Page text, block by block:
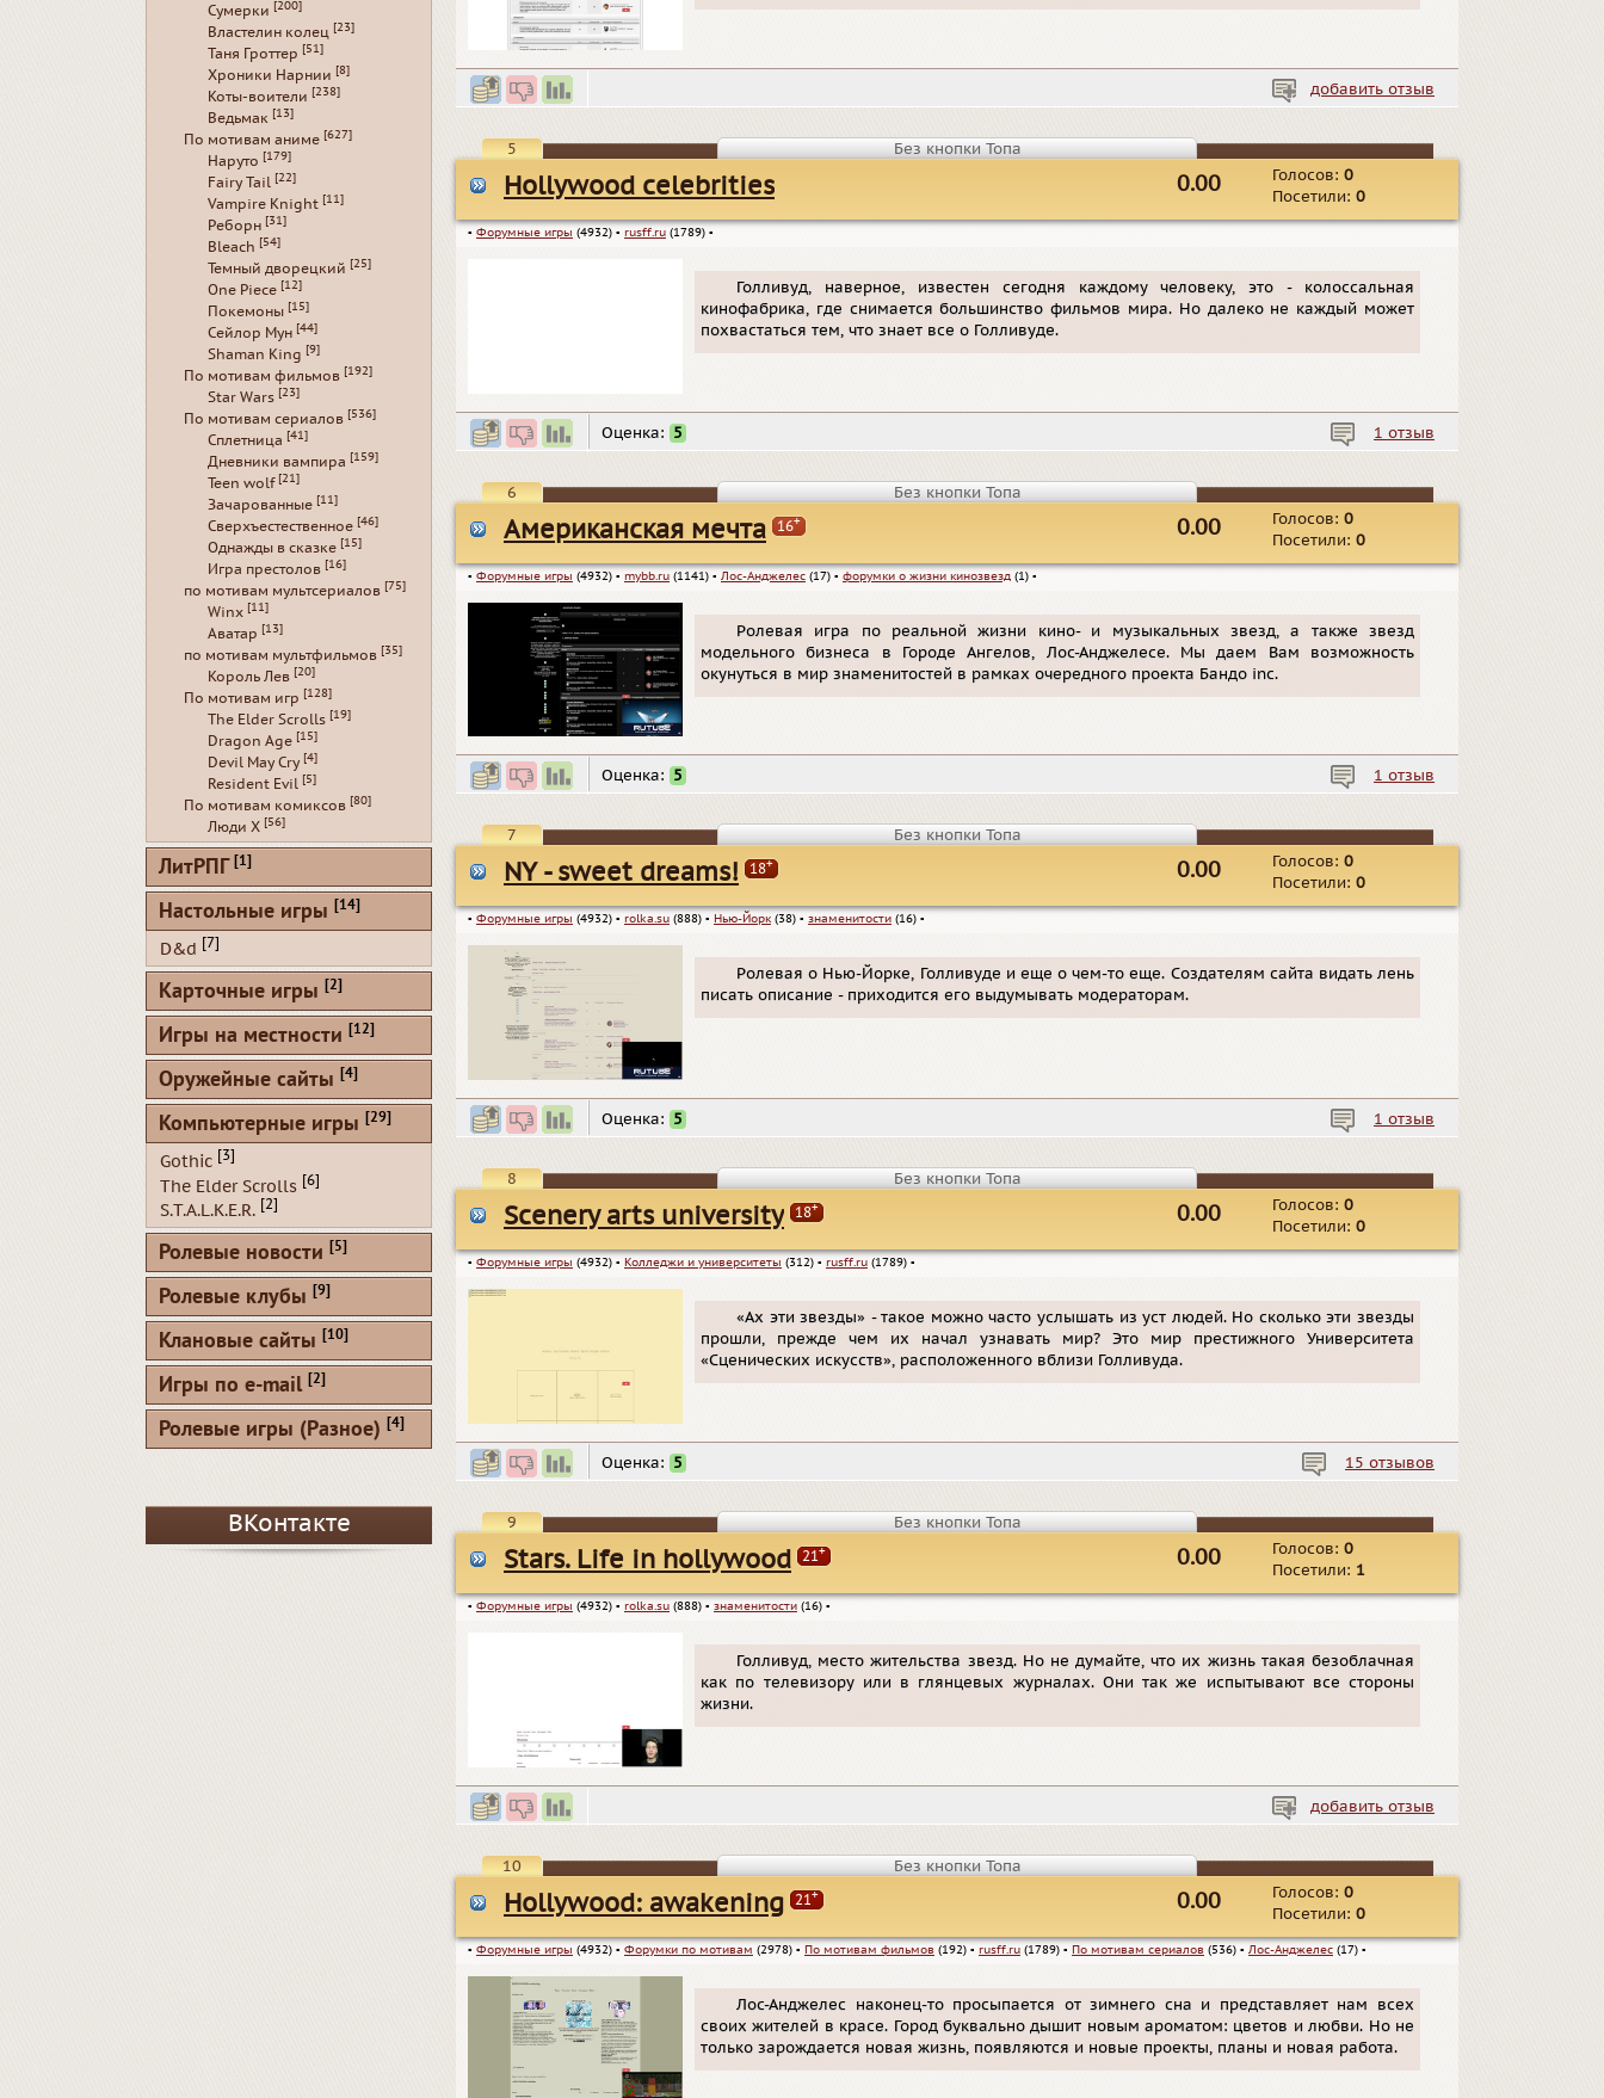
добавить отзыв
Без кнопки Топа
5
Hollywood celebrities Голосов: 0
Посетили: 0
0.00
▪ Форумные игры (4932) ▪ rusff.ru (1789) ▪
Голливуд, наверное, известен сегодня каждому человеку, это - колоссальная
кинофабрика, где снимается большинство фильмов мира. Но далеко не каждый может
похвастаться тем, что знает все о Голливуде.
Оценка: 5 1 отзыв
Без кнопки Топа
6
Американская мечта 16+ Голосов: 0
Посетили: 0
0.00
▪ Форумные игры (4932) ▪ mybb.ru (1141) ▪ Лос-Анджелес (17) ▪ форумки о жизни кинозвезд (1) ▪
Ролевая игра по реальной жизни кино- и музыкальных звезд, а также звезд
модельного бизнеса в Городе Ангелов, Лос-Анджелесе. Мы даем Вам возможность
окунуться в мир знаменитостей в рамках очередного проекта Бандо inc.
Оценка: 5 1 отзыв
Без кнопки Топа
7
NY - sweet dreams! 18+ Голосов: 0
Посетили: 0
0.00
▪ Форумные игры (4932) ▪ rolka.su (888) ▪ Нью-Йорк (38) ▪ знаменитости (16) ▪
Ролевая о Нью-Йорке, Голливуде и еще о чем-то еще. Создателям сайта видать лень
писать описание - приходится его выдумывать модераторам.
Оценка: 5 1 отзыв
Без кнопки Топа
8
Sсenery arts university 18+ Голосов: 0
Посетили: 0
0.00
▪ Форумные игры (4932) ▪ Колледжи и университеты (312) ▪ rusff.ru (1789) ▪
«Ах эти звезды» - такое можно часто услышать из уст людей. Но сколько эти звезды
прошли, прежде чем их начал узнавать мир? Это мир престижного Университета
«Сценических искусств», расположенного вблизи Голливуда.
Оценка: 5 15 отзывов
Без кнопки Топа
9
Stars. Life in hollywood 21+ Голосов: 0
Посетили: 1
0.00
▪ Форумные игры (4932) ▪ rolka.su (888) ▪ знаменитости (16) ▪
Голливуд, место жительства звезд. Но не думайте, что их жизнь такая безоблачная
как по телевизору или в глянцевых журналах. Они так же испытывают все стороны
жизни.
добавить отзыв
Без кнопки Топа
10
Hollywood: awakening 21+ Голосов: 0
Посетили: 0
0.00
▪ Форумные игры (4932) ▪ Форумки по мотивам (2978) ▪ По мотивам фильмов (192) ▪ rusff.ru (1789) ▪ По мотивам сериалов (536) ▪ Лос-Анджелес (17) ▪
Лос-Анджелес наконец-то просыпается от зимнего сна и представляет нам всех
своих жителей в красе. Город буквально дышит новым ароматом: цветов и любви. Но не
только зарождается новая жизнь, появляются и новые проекты, планы и новая работа.
Сумерки [200]
Властелин колец [23]
Таня Гроттер [51]
Хроники Нарнии [8]
Коты-воители [238]
Ведьмак [13]
По мотивам аниме [627]
Наруто [179]
Fairy Tail [22]
Vampire Knight [11]
Реборн [31]
Bleach [54]
Темный дворецкий [25]
One Piece [12]
Покемоны [15]
Сейлор Мун [44]
Shaman King [9]
По мотивам фильмов [192]
Star Wars [23]
По мотивам сериалов [536]
Сплетница [41]
Дневники вампира [159]
Teen wolf [21]
Зачарованные [11]
Сверхъестественное [46]
Однажды в сказке [15]
Игра престолов [16]
по мотивам мультсериалов [75]
Winx [11]
Аватар [13]
по мотивам мультфильмов [35]
Король Лев [20]
По мотивам игр [128]
The Elder Scrolls [19]
Dragon Age [15]
Devil May Cry [4]
Resident Evil [5]
По мотивам комиксов [80]
Люди Х [56]
ЛитРПГ [1]
Настольные игры [14]
D&d [7]
Карточные игры [2]
Игры на местности [12]
Оружейные сайты [4]
Компьютерные игры [29]
Gothic [3]
The Elder Scrolls [6]
S.T.A.L.K.E.R. [2]
Ролевые новости [5]
Ролевые клубы [9]
Клановые сайты [10]
Игры по e-mail [2]
Ролевые игры (Разное) [4]
ВКонтакте